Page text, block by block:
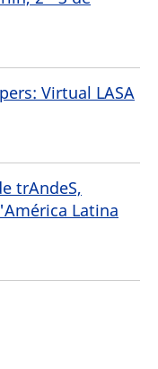
Virtual LASA
trAndeS,
Latina